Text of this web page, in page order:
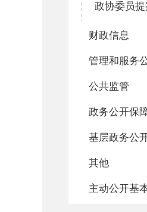
政协委员提
财政信息
管理和服务
公共监管
政务公开保
其他
主动公开基